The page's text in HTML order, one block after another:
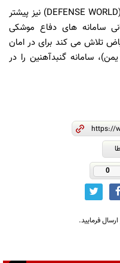
از سوی دیگر پایگاه خبری دیفنس ورلد (DEFENSE WORLD) نیز پیشتر
سامانه های دفاع موشکی
تلاش می کند برای در امان
سامانه گنبدآهنین را در
0
فرمایید.